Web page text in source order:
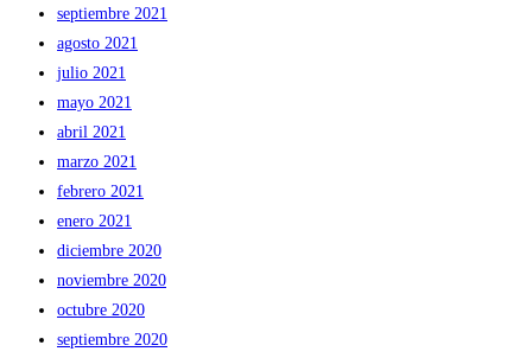
septiembre 2021
agosto 2021
julio 2021
mayo 2021
abril 2021
marzo 2021
febrero 2021
enero 2021
diciembre 2020
noviembre 2020
octubre 2020
septiembre 2020